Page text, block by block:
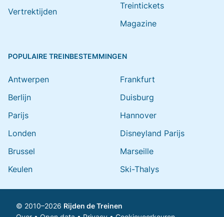
Vertrektijden
Treintickets
Magazine
POPULAIRE TREINBESTEMMINGEN
Antwerpen
Berlijn
Parijs
Londen
Brussel
Keulen
Frankfurt
Duisburg
Hannover
Disneyland Parijs
Marseille
Ski-Thalys
© 2010–2026 Rijden de Treinen